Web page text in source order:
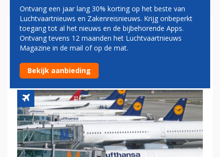
LUFTHANSA: VRIJDAG BIJNA
500 VLUCHTEN
GEANNULEERD
Ontvang een jaar lang 30% korting op het beste van
Luchtvaartnieuws en Zakenreisnieuws. Krijg onbeperkt
toegang tot al het nieuws en de bijbehorende Apps.
Ontvang tevens 12 maanden het Luchtvaartnieuws
Magazine in de mail of op de mat.
Bekijk aanbieding